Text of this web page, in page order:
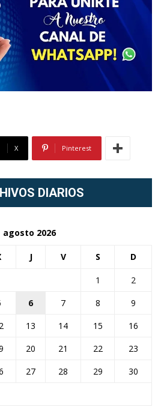
X Pinterest
DIARIOS
agosto 2026
J V S D
1
2
6 7 8
9
13 14 15
16
20 21 22
23
27 28 29
30